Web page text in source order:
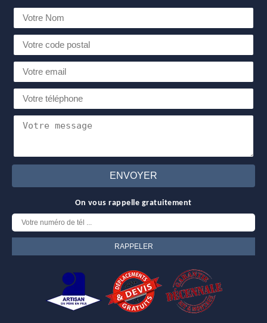
On vous rappelle gratuitement